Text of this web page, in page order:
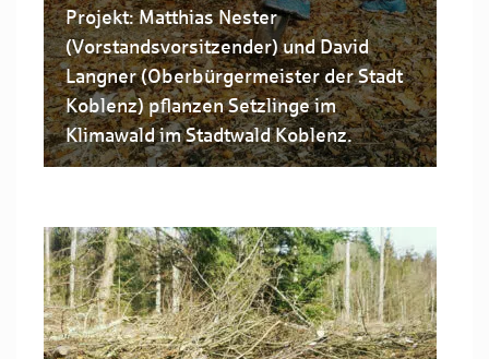
Projekt: Matthias Nester
(Vorstandsvorsitzender) und David
Langner (Oberbürgermeister der Stadt
Koblenz) pflanzen Setzlinge im
Klimawald im Stadtwald Koblenz.